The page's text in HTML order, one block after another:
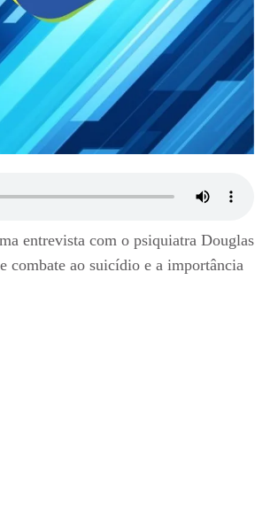
entrevista com o psiquiatra Douglas
combate ao suicídio e a importância